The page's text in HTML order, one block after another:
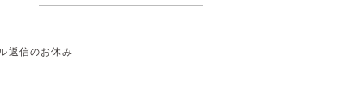
返信のお休み